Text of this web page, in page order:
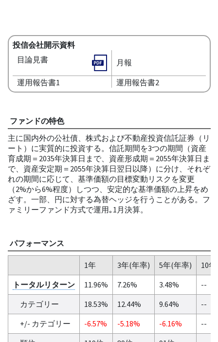
投信会社開示資料
目論見書
月報
運用報告書1 運用報告書2
ファンドの特色
主に国内外の公社債、株式および不動産投資信託証券（リ
ート）に実質的に投資する。信託期間を3つの期間（資産
育成期＝2035年決算日まで、資産形成期＝2055年決算日ま
で、資産安定期＝2055年決算日翌日以降）に分け、それぞ
れの期間に応じて、基準価額の目標変動リスクを変更
（2%から6%程度）しつつ、安定的な基準価額の上昇をめ
ざす。一部、円に対する為替ヘッジを行うことがある。フ
ァミリーファンド方式で運用｡1月決算。
パフォーマンス
1年 3年(年率) 5年(年率)
10
トータルリターン
11.96% 7.26% 3.48%
--
カテゴリー
18.53% 12.44% 9.64%
--
+/- カテゴリー
-6.57% -5.18% -6.16%
--